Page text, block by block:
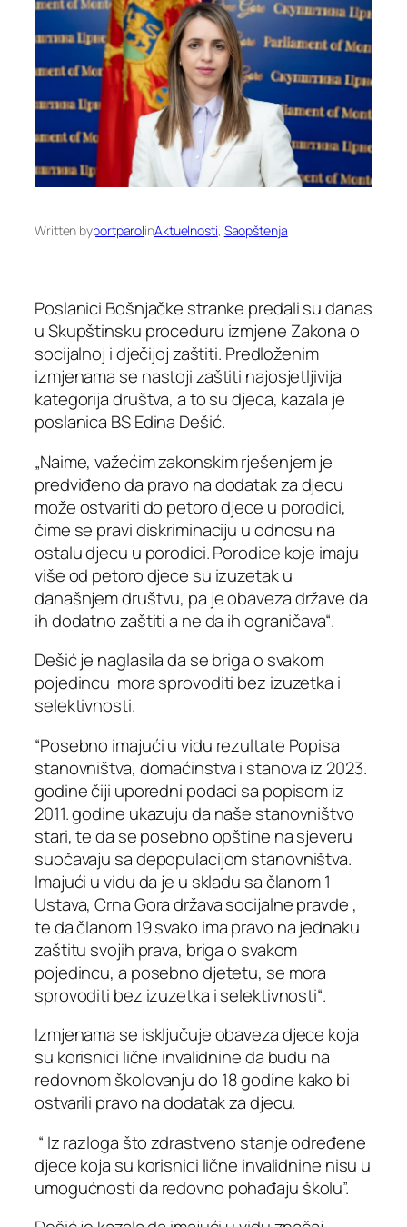
Written byportparolinAktuelnosti, Saopštenja
Poslanici Bošnjačke stranke predali su danas
u Skupštinsku proceduru izmjene Zakona o
socijalnoj i dječijoj zaštiti. Predloženim
izmjenama se nastoji zaštiti najosjetljivija
kategorija društva, a to su djeca, kazala je
poslanica BS Edina Dešić.
„Naime, važećim zakonskim rješenjem je
predviđeno da pravo na dodatak za djecu
može ostvariti do petoro djece u porodici,
čime se pravi diskriminaciju u odnosu na
ostalu djecu u porodici. Porodice koje imaju
više od petoro djece su izuzetak u
današnjem društvu, pa je obaveza države da
ih dodatno zaštiti a ne da ih ograničava“.
Dešić je naglasila da se briga o svakom
pojedincu mora sprovoditi bez izuzetka i
selektivnosti.
“Posebno imajući u vidu rezultate Popisa
stanovništva, domaćinstva i stanova iz 2023.
godine čiji uporedni podaci sa popisom iz
2011. godine ukazuju da naše stanovništvo
stari, te da se posebno opštine na sjeveru
suočavaju sa depopulacijom stanovništva.
Imajući u vidu da je u skladu sa članom 1
Ustava, Crna Gora država socijalne pravde ,
te da članom 19 svako ima pravo na jednaku
zaštitu svojih prava, briga o svakom
pojedincu, a posebno djetetu, se mora
sprovoditi bez izuzetka i selektivnosti“.
Izmjenama se isključuje obaveza djece koja
su korisnici lične invalidnine da budu na
redovnom školovanju do 18 godine kako bi
ostvarili pravo na dodatak za djecu.
“ Iz razloga što zdrastveno stanje određene
djece koja su korisnici lične invalidnine nisu u
umogućnosti da redovno pohađaju školu”.